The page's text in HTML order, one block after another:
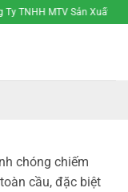
TNHH MTV Sản Xuất
chóng chiếm
cầu, đặc biệt